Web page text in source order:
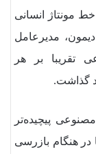
مونتاژ انسانی
مدیرعامل
بر هر
گذاشت.
پیچیده‌تر
در هنگام بازرسی